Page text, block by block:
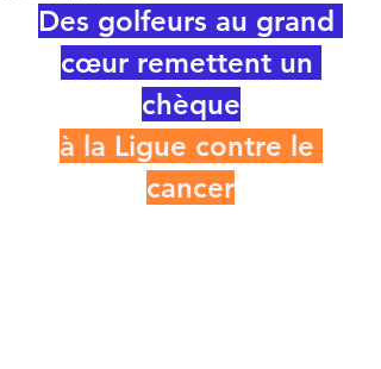
Des golfeurs au grand
cœur remettent un
chèque
à la Ligue contre le
cancer